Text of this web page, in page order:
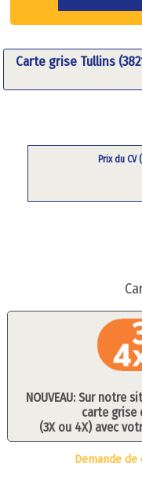
Carte grise Tullins
Prix du CV
NOUVEAU: Sur notre
carte grise
(3X ou 4X) avec
Demande de